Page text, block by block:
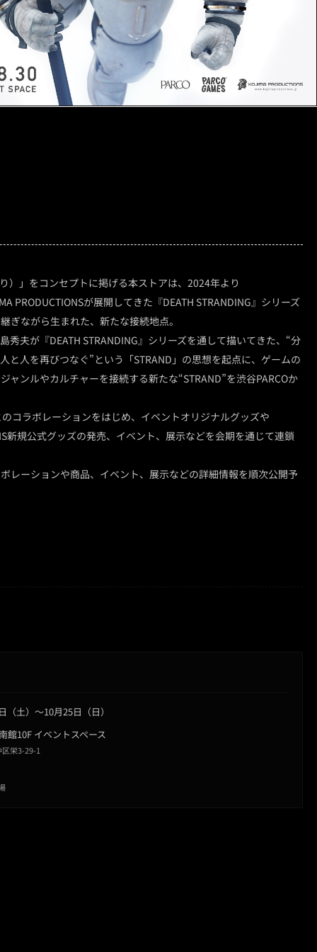
り）」をコンセプトに掲げる本ストアは、2024年より
PRODUCTIONSが展開してきた『DEATH STRANDING』シリーズ
ぎながら生まれた、新たな接続地点。
秀夫が『DEATH STRANDING』シリーズを通して描いてきた、“分
と人を再びつなぐ”という「STRAND」の思想を起点に、ゲームの
ャンルやカルチャーを接続する新たな“STRAND”を渋谷PARCOか
コラボレーションをはじめ、イベントオリジナルグッズや
新規公式グッズの発売、イベント、展示などを会期を通じて連鎖
レーションや商品、イベント、展示などの詳細情報を順次公開予
（土）〜10月25日（日）
館10F イベントスペース
栄3-29-1